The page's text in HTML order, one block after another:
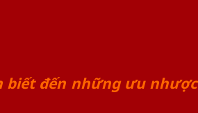
đến những ưu